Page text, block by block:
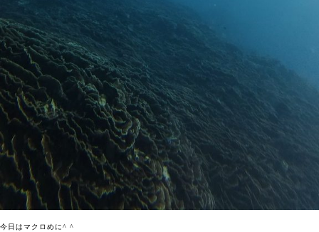
今日はマクロめに^ ^